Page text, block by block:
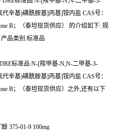
代辛基)磺酰胺基]丙基]铵内盐 CAS号：
B；（泰坦现货供应） 的介绍如下: 规
产品类别:标准品
标准品 N-[羧甲基-N,N-二甲基-3-
代辛基)磺酰胺基]丙基]铵内盐 CAS号：
B；（泰坦现货供应）之外,还有以下
375-01-9 100mg